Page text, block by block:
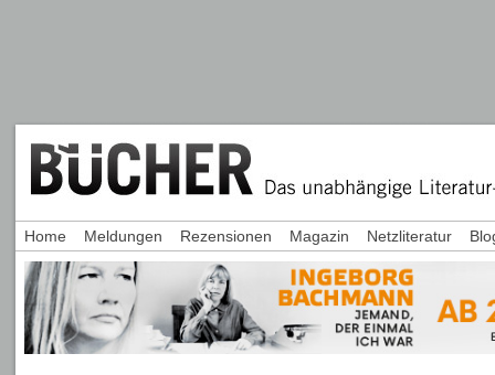
Home Meldungen Rezensionen Magazin Netzliteratur